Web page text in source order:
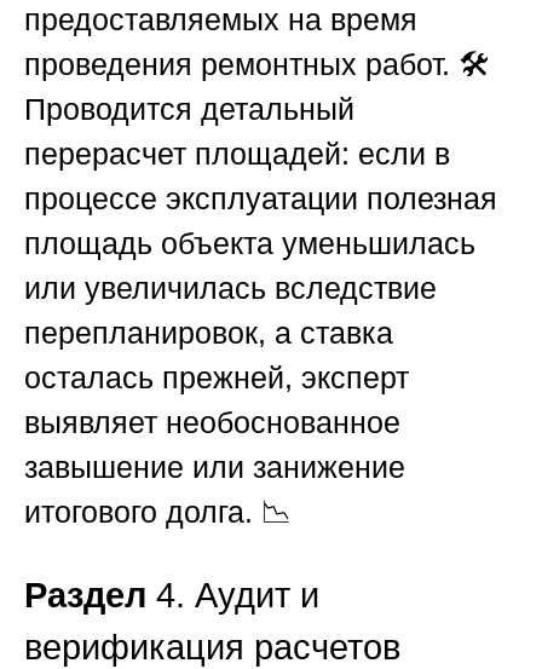
предоставляемых на время
проведения ремонтных работ. 🛠️
Проводится детальный
перерасчет площадей: если в
процессе эксплуатации полезная
площадь объекта уменьшилась
или увеличилась вследствие
перепланировок, а ставка
осталась прежней, эксперт
выявляет необоснованное
завышение или занижение
итогового долга. 📉
Раздел 4. Аудит и
верификация расчетов